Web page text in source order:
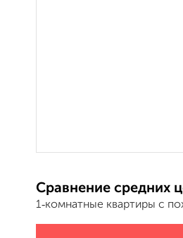
Сравнение средних
1‑комнатные квартиры с